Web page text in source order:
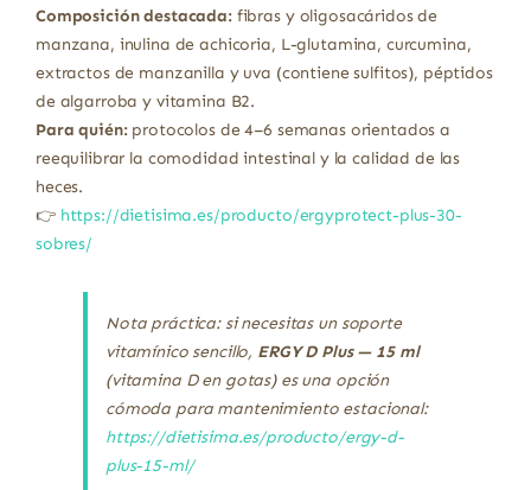
Composición destacada:fibras y oligosacáridos de
manzana, inulina de achicoria, L-glutamina, curcumina,
extractos de manzanilla y uva (contiene sulfitos), péptidos
de algarroba y vitamina B2.
Para quién:protocolos de 4–6 semanas orientados a
reequilibrar la comodidad intestinal y la calidad de las
heces.
👉 https://dietisima.es/producto/ergyprotect-plus-30-
sobres/
Nota práctica: si necesitas un soporte
vitamínico sencillo, ERGY D Plus — 15 ml
(vitamina D en gotas) es una opción
cómoda para mantenimiento estacional:
https://dietisima.es/producto/ergy-d-
plus-15-ml/